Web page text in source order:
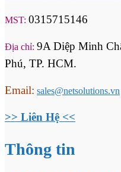
MST: 0315715146
Địa chỉ: 9A Diệp Minh
Phú, TP. HCM.
Email: sales@netsolutions.vn
>> Liên Hệ <<
Thông tin